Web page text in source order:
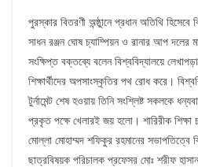
পুরস্কার বিতরণী অন্ষ্ঠুানে প্রধান অতিথি হিসেবে
সাধন রঞ্জন ঘোষ চ্যাম্পিয়ন ও রানার আপ দলের
সংক্ষিপ্ত বক্তব্যে বলেন বিশ্ববিদ্যালয়ে
শিক্ষার্থীদের অপসাংস্কৃতির পথ রোধ করে।
টুর্নামেন্ট শেষ হওয়ায় তিনি সংশ্লিষ্ট সকলকে
প্রকৃত পক্ষে খেলারই জয় হলো। শারিরীক শিক্ষা
মোল্লা মোহাম্মদ শফিকুর রহমানের সভাপতিত্বে
ছাত্রবিষয়ক পরিচালক প্রফেসর মোঃ শরীফ